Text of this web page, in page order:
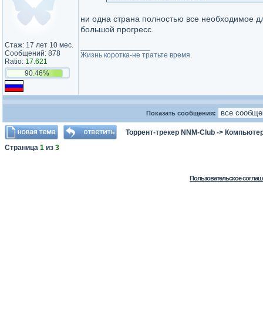
Стаж: 17 лет 10 мес.
Сообщений: 878
Ratio: 17.621
90.46%
ни одна страна полностью все необходимое
большой прогресс.
Жизнь коротка-не тратьте время.
Показать сообщения:
Торрент-трекер NNM-Club ->
Страница 1 из 3
Пользовательское